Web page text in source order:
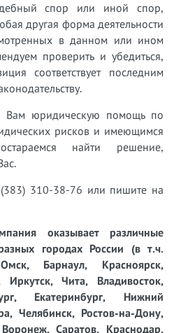
спор или иной спор,
другая форма деятельности
в данном или ином
проверить и убедиться,
соответствует последним
Вам юридическую помощь по
рисков и имеющимся
найти решение,
310-38-76 или пишите на
оказывает различные
городах России (в т.ч.
Барнаул, Красноярск,
Иркутск, Чита, Владивосток,
Екатеринбург, Нижний
Челябинск, Ростов-на-Дону,
Саратов, Краснодар,